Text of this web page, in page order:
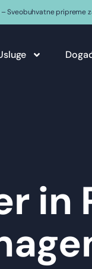
Sveobuhvatne pripreme
in